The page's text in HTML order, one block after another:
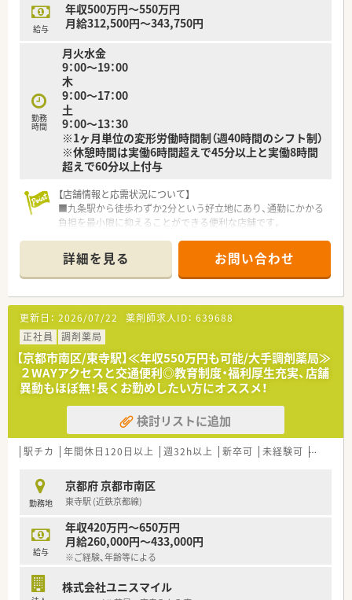
キャリア支援の制度も整いスキルアップを目指せる環境です
給与
年収500万円～550万円
月給312,500円～343,750円
勤務
時間
月火水金
9：00～19：00
木
9：00～17：00
土
9：00～13：30
※1ヶ月単位の変形労働時間制（週40時間のシフト制）
※休憩時間は実働6時間超えで45分以上と実働8時間
超えで60分以上付与
【店舗情報と応需状況について】
■九条駅から徒歩わずか2分という好立地にあり、通勤にかかる
負担を最小限に抑えることができる便利な店舗です。
り約40枚応需しており、落ち着いて対応できます。
■薬剤師は常時2名体制で事務スタッフも配置されており、協力
し合いながらスムーズに業務を進めることができます。
【法人特徴について】
■大手グループの一員として安定した基盤を持ちつつ、地域密着
型薬局ならではの温かさを大切にしている会社です。
■職員一人ひとりの生活背景を考慮して無理な異動や厳しいノ
ルマを課さないため、離職率が非常に低く定着率が抜群です。
■患者様と向き合う時間を増やすために機械化を積極的に進め
ており、業務効率を高めるための設備が十分に揃っています。
【勤務実態について】
■休日は日曜日と祝日が固定でお休みとなっており、年間休日は
カレンダーの暦により変動しますが120日以上確保されていま
■入社3ヶ月後には5日間のリフレッシュ休暇が付与され、有給
休暇と合わせて実質年間休日130日以上が実現可能です。
■残業時間は1分単位で正確に計算されるため、働いた分の対価
がしっかりと支払われる透明性の高い労働環境となっています。
詳細を見る お問い合わせ
更新日： 2026/07/22 薬剤師求人ID： 639688
正社員
調剤薬局
【京都市南区/東寺駅】≪年収550万円も可能/大手調剤薬局≫
２WAYアクセスと交通便利◎教育制度・福利厚生充実、店舗
異動もほぼ無！長くお勤めしたい方にオススメ！
検討リストに追加
駅チカ 年間休日120日以上 週32h以上 新卒可 未経験可 ブラン
勤務地
京都府 京都市南区
東寺駅 (近鉄京都線)
給与
年収420万円～650万円
月給260,000円～433,000円
※ご経験、年齢等による
株式会社ユニスマイル